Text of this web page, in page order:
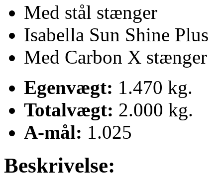
Med stål stænger
Isabella Sun Shine Plus
Med Carbon X stænger
Egenvægt: 1.470 kg.
Totalvægt: 2.000 kg.
A-mål: 1.025
Beskrivelse: